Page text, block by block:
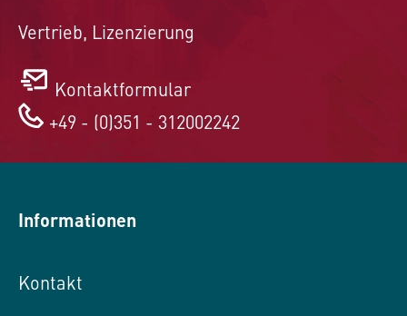
Vertrieb, Lizenzierung
Kontaktformular
+49 - (0)351 - 312002242
Informationen
Kontakt